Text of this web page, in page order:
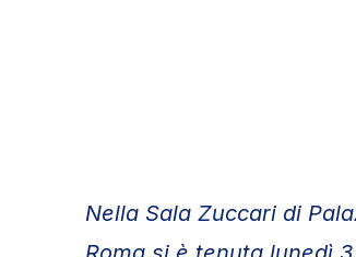
Nella Sala Zuccari di